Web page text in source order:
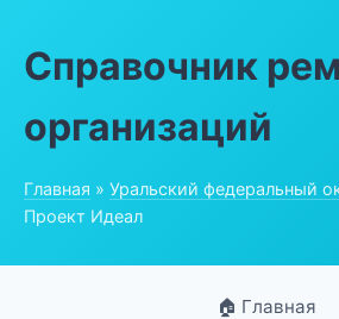
Справочник
организаций
Главная » Уральский федеральный
Проект Идеал
🏠 Главная